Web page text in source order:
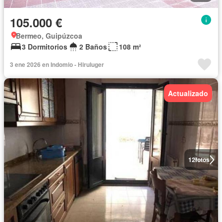
105.000 €
Bermeo, Guipúzcoa
3 Dormitorios
2 Baños 108 m²
3 ene 2026 en Indomio - Hiruluger
12fotos
Actualizado